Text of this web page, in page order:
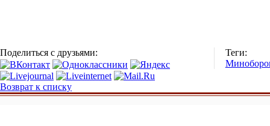
Поделиться с друзьями:
Теги:
Возврат к списку